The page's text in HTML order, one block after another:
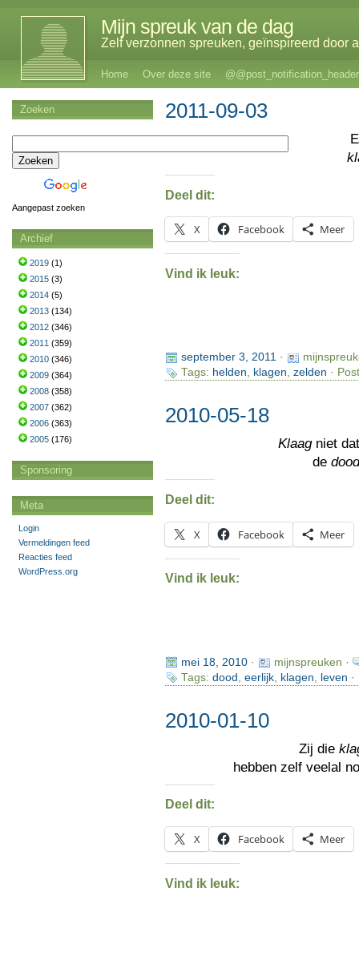
Mijn spreuk van de dag
Zelf verzonnen spreuken, geïnspireerd door
Home Over deze site @@post_notification_header
2011-09-03
Deel dit:
X Facebook Meer
Vind ik leuk:
september 3, 2011·
Tags: helden, klagen, zelden ·
2010-05-18
Klaagniet
de dood
Deel dit:
X Facebook Meer
Vind ik leuk:
mei 18, 2010·
mijnspreuken ·
Tags: dood eerlijk, klagen leven
2010-01-10
Zij die
hebben zelf veelal
Deel dit:
X Facebook Meer
Vind ik leuk:
Zoeken
Aangepast zoeken
Archief
2019 (1)
2015 (3)
2014 (5)
2013 (134)
2012 (346)
2011 (359)
2010 (346)
2009 (364)
2008 (358)
2007 (362)
2006 (363)
2005 (176)
Sponsoring
Meta
Login
Vermeldingen feed
Reacties feed
WordPress.org